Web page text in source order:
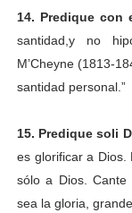
14. Predique con
santidad,y no
M’Cheyne (1813-
santidad personal.”
15. Predique soli
es glorificar a Dios.
sólo a Dios. Cante
sea la gloria,